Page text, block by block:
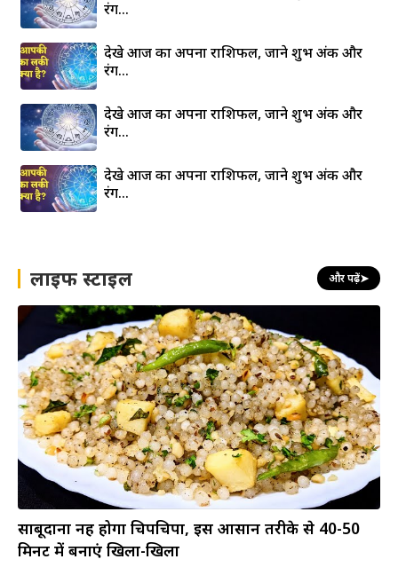
रंग…
देखे आज का अपना राशिफल, जाने शुभ अंक और
रंग…
देखे आज का अपना राशिफल, जाने शुभ अंक और
रंग…
देखे आज का अपना राशिफल, जाने शुभ अंक और
रंग…
लाइफ स्टाइल और पढ़ें➤
साबूदाना नहीं होगा चिपचिपा, इस आसान तरीके से 40-50
मिनट में बनाएं खिला-खिला